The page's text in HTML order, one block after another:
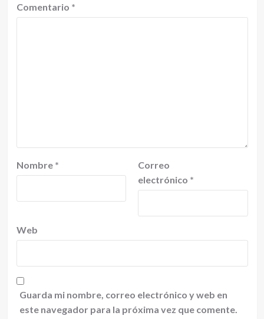
Comentario *
Nombre *
Correo
electrónico *
Web
Guarda mi nombre, correo electrónico y web en
este navegador para la próxima vez que comente.